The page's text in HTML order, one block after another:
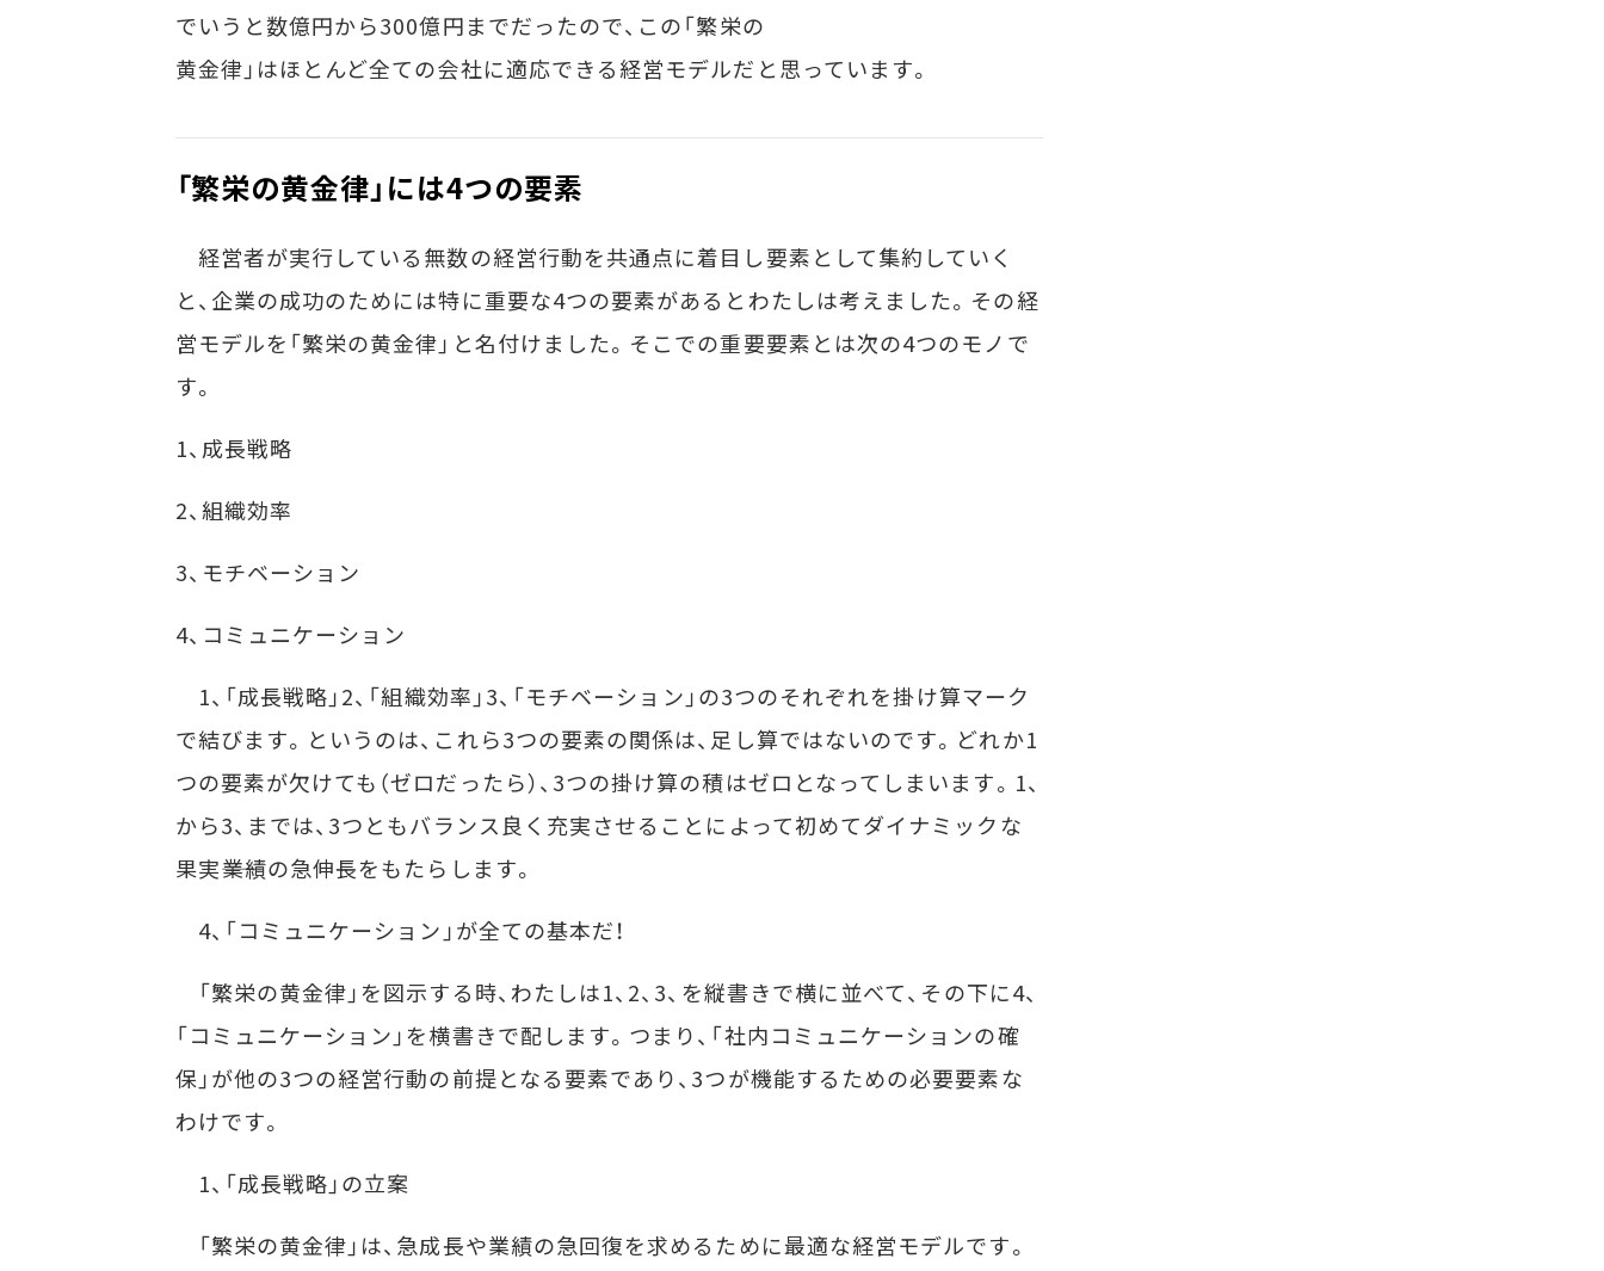
でいうと数億円から300億円までだったので、この「繁栄の
黄金律」はほとんど全ての会社に適応できる経営モデルだと思っています。
「繁栄の黄金律」には4つの要素
経営者が実行している無数の経営行動を共通点に着目し要素として集約していく
と、企業の成功のためには特に重要な4つの要素があるとわたしは考えました。その経
営モデルを「繁栄の黄金律」と名付けました。そこでの重要要素とは次の4つのモノで
す。
1、成長戦略
2、組織効率
3、モチベーション
4、コミュニケーション
1、「成長戦略」2、「組織効率」3、「モチベーション」の3つのそれぞれを掛け算マーク
で結びます。というのは、これら3つの要素の関係は、足し算ではないのです。どれか1
つの要素が欠けても（ゼロだったら）、3つの掛け算の積はゼロとなってしまいます。1、
から3、までは、3つともバランス良く充実させることによって初めてダイナミックな
果実――業績の急伸長をもたらします。
4、「コミュニケーション」が全ての基本だ！
「繁栄の黄金律」を図示する時、わたしは1、2、3、を縦書きで横に並べて、その下に4、
「コミュニケーション」を横書きで配します。つまり、「社内コミュニケーションの確
保」が他の3つの経営行動の前提となる要素であり、3つが機能するための必要要素な
わけです。
1、「成長戦略」の立案
「繁栄の黄金律」は、急成長や業績の急回復を求めるために最適な経営モデルです。